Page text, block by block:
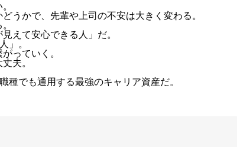
かで、先輩や上司の不安は大きく変わる。
えて安心できる人」だ。
」。
っていく。
夫。
種でも通用する最強のキャリア資産だ。